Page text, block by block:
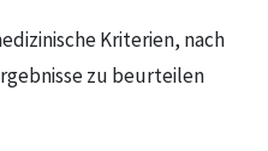
Kriterien, nach
zu beurteilen